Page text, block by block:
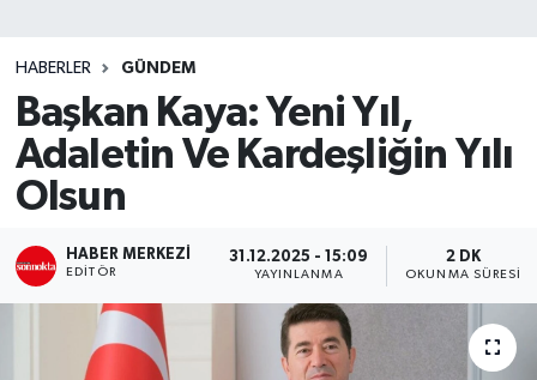
HABERLER GÜNDEM
Başkan Kaya: Yeni Yıl,
Adaletin Ve Kardeşliğin Yılı
Olsun
HABER MERKEZI
EDITÖR
31.12.2025 - 15:09
YAYINLANMA
2 DK
OKUNMA SÜRESI
Teknoloji
TRABZON